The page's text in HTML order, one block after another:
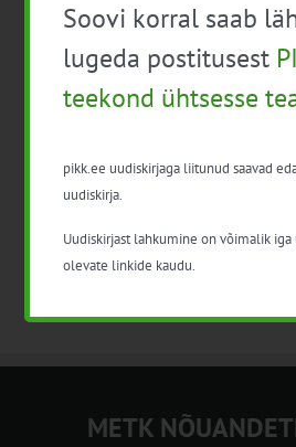
Tasuta
METK
Soovi korral saab
lugeda postitusest
teekond ühtsesse
pikk.ee uudiskirjaga liitunud saavad
uudiskirja.
Uudiskirjast lahkumine on võimalik
olevate linkide kaudu.